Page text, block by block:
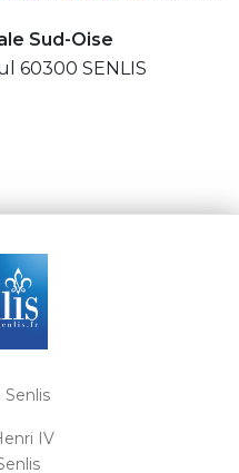
Sud-Oise
60300 SENLIS
Senlis
IV